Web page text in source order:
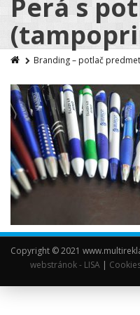
Perá s
Branding – potlač
Copyright © 2021
webstránok - LISA |